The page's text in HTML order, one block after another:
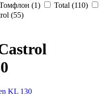
(1)
Total (110)
(55)